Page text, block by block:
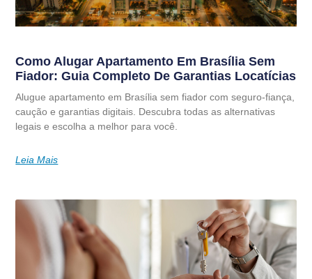
Como Alugar Apartamento Em Brasília Sem
Fiador: Guia Completo De Garantias Locatícias
Alugue apartamento em Brasília sem fiador com seguro-fiança,
caução e garantias digitais. Descubra todas as alternativas
legais e escolha a melhor para você.
Leia Mais